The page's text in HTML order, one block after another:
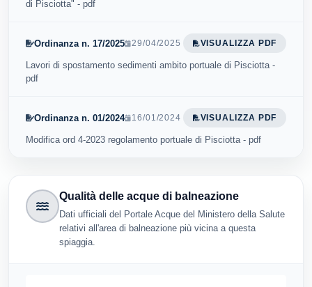
di Pisciotta" - pdf
Ordinanza n. 17/2025 29/04/2025 VISUALIZZA PDF
Lavori di spostamento sedimenti ambito portuale di Pisciotta -
pdf
Ordinanza n. 01/2024 16/01/2024 VISUALIZZA PDF
Modifica ord 4-2023 regolamento portuale di Pisciotta - pdf
Qualità delle acque di balneazione
Dati ufficiali del Portale Acque del Ministero della Salute
relativi all'area di balneazione più vicina a questa
spiaggia.